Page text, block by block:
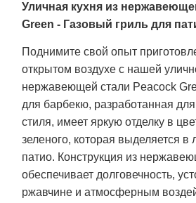
Уличная кухня из
Green - Газовый гриль для
Поднимите свой опыт
открытом воздухе с нашей
нержавеющей стали Peacock
для барбекю, разработанная
стиля, имеет яркую отделку в
зеленого, которая выделяется в
патио. Конструкция из
обеспечивает долговечность,
ржавчине и атмосферным